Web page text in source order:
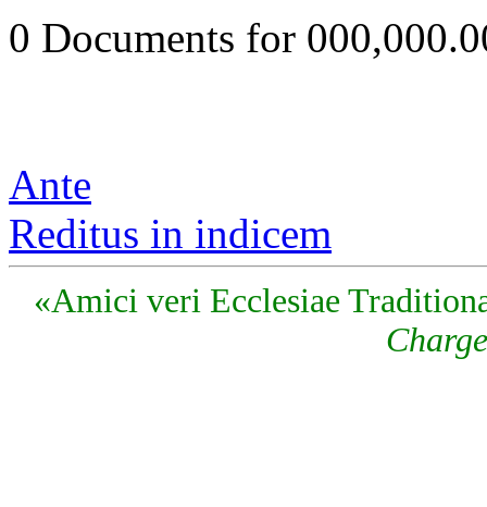
0 Documents for
Ante
Reditus in indicem
«Amici veri Ecclesiae